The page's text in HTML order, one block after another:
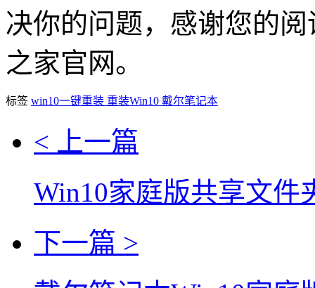
决你的问题，感谢您的
之家官网。
标签 win10一键重装 重装Win10 戴尔笔记本
< 上一篇
Win10家庭版共享文件
下一篇 >